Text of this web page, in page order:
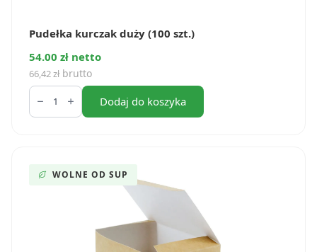
Pudełka kurczak duży (100 szt.)
54.00 zł netto
66,42zł brutto
ilość
Pudełka
kurczak
Dodaj do koszyka
WOLNE OD SUP